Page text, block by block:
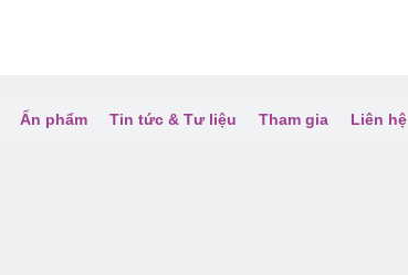
Ấn phẩm Tin tức & Tư liệu Tham gia Liên hệ